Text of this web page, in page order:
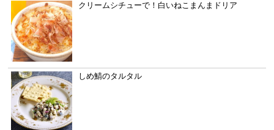
クリームシチューで！白いねこまんまドリア
しめ鯖のタルタル